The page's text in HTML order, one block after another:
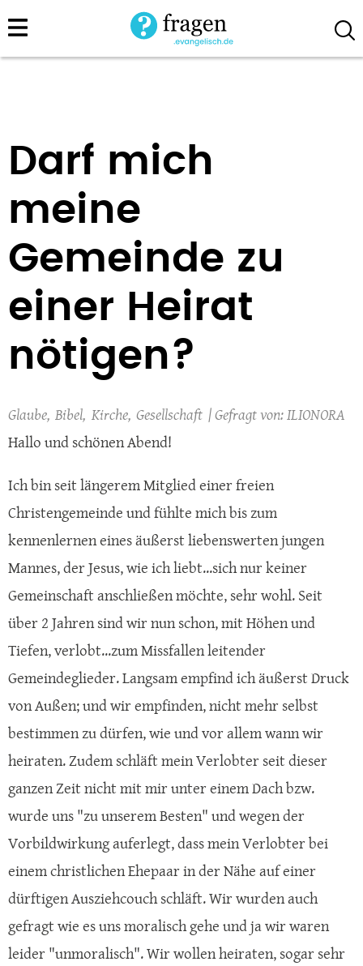
Direkt
zum
Darf mich
meine
Gemeinde zu
einer Heirat
nötigen?
Glaube Bibel Kirche Gesellschaft
ILIONORA
Hallo und schönen Abend!
Ich bin seit längerem Mitglied einer freien
Christengemeinde und fühlte mich bis zum
kennenlernen eines äußerst liebenswerten jungen
Mannes, der Jesus, wie ich liebt...sich nur keiner
Gemeinschaft anschließen möchte, sehr wohl. Seit
über 2 Jahren sind wir nun schon, mit Höhen und
Tiefen, verlobt...zum Missfallen leitender
Gemeindeglieder. Langsam empfind ich äußerst Druck
von Außen; und wir empfinden, nicht mehr selbst
bestimmen zu dürfen, wie und vor allem wann wir
heiraten. Zudem schläft mein Verlobter seit dieser
ganzen Zeit nicht mit mir unter einem Dach bzw.
wurde uns "zu unserem Besten" und wegen der
Vorbildwirkung auferlegt, dass mein Verlobter bei
einem christlichen Ehepaar in der Nähe auf einer
dürftigen Ausziehcouch schläft. Wir wurden auch
gefragt wie es uns moralisch gehe und ja wir waren
leider "unmoralisch". Wir wollen heiraten, sogar sehr